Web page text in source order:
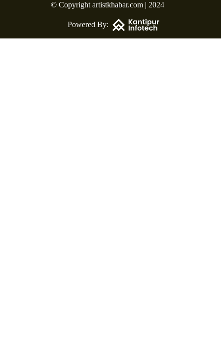
© Copyright artistkhabar.com | 2024
Powered By: